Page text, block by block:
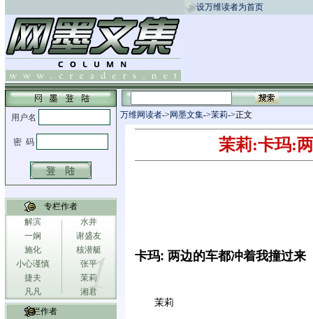
设万维读者为首页
专栏作者
解滨
水井
一娴
谢盛友
施化
核潜艇
小心谨慎
张平
捷夫
茉莉
凡凡
湘君
专栏作者
万维网读者-> 网墨文集->茉莉->正文
茉莉:卡玛:
卡玛: 两边的车都冲着我撞过来
茉莉